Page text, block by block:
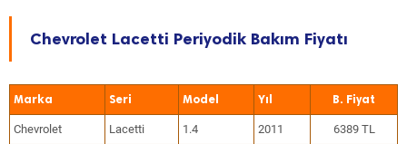
Chevrolet Lacetti Periyodik Bakım Fiyatı
Marka Seri Model Yıl
Chevrolet Lacetti 1.4 2011 6389 TL